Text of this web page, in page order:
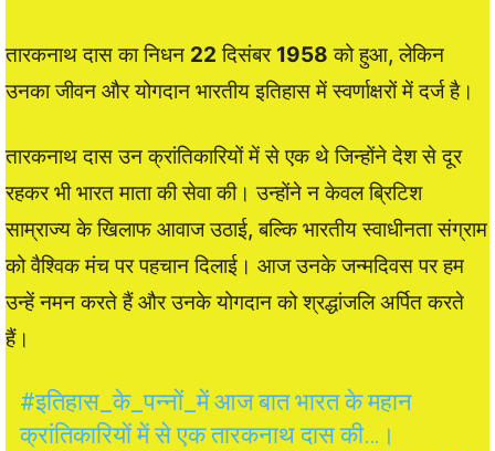
तारकनाथ दास का निधन 22 दिसंबर 1958 को हुआ, लेकिन
उनका जीवन और योगदान भारतीय इतिहास में स्वर्णाक्षरों में दर्ज है।
तारकनाथ दास उन क्रांतिकारियों में से एक थे जिन्होंने देश से दूर
रहकर भी भारत माता की सेवा की। उन्होंने न केवल ब्रिटिश
साम्राज्य के खिलाफ आवाज उठाई, बल्कि भारतीय स्वाधीनता संग्राम
को वैश्विक मंच पर पहचान दिलाई। आज उनके जन्मदिवस पर हम
उन्हें नमन करते हैं और उनके योगदान को श्रद्धांजलि अर्पित करते
हैं।
#इतिहास_के_पन्नों_मेंआज बात भारत के महान
क्रांतिकारियों में से एक तारकनाथ दास की…।